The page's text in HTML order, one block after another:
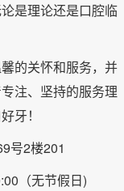
是理论还是口腔临
的关怀和服务，并
注、坚持的服务理
牙！
号2楼201
（无节假日)